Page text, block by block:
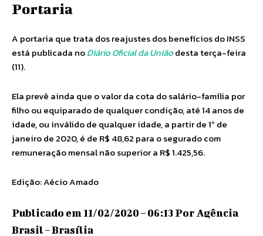
Portaria
A portaria que trata dos reajustes dos benefícios do INSS
está publicada noDiário Oficial da Uniãodesta terça-feira
(11).
Ela prevê ainda que o valor da cota do salário-família por
filho ou equiparado de qualquer condição, até 14 anos de
idade, ou inválido de qualquer idade, a partir de 1º de
janeiro de 2020, é de R$ 48,62 para o segurado com
remuneração mensal não superior a R$ 1.425,56.
Edição: Aécio Amado
Publicado em 11/02/2020 – 06:13 Por Agência
Brasil – Brasília